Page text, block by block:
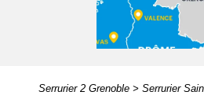
Serrurier 2 Grenoble> Serrurier